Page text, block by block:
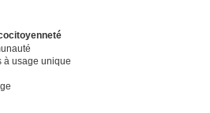
à usage unique